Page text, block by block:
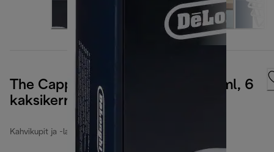
The Cappuccino collection, 270 ml, 6
kaksikerroksisen lasin setti.
Kahvikupit ja -lasit